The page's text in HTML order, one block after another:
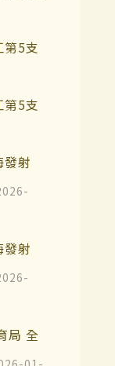
第5支
第5支
射
射
局 全